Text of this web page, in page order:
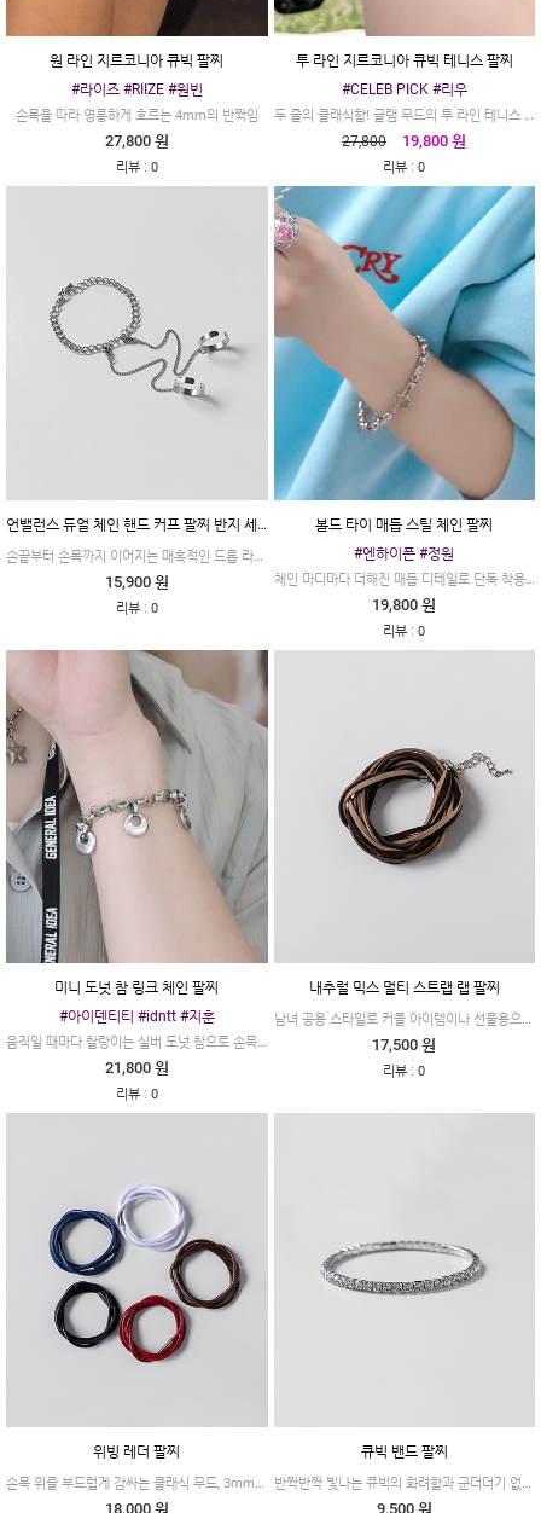
원 라인 지르코니아 큐빅 팔찌
#라이즈 #RIIZE #원빈
손목을 따라 영롱하게 흐르는 4mm의 반짝임
27,800 원
리뷰: 0
투 라인 지르코니아 큐빅 테니스 팔찌
#CELEB PICK #리우
두 줄의 클래식함! 글램 무드의 투 라인 테니스 팔찌
27,800
19,800 원
리뷰 :0
언밸런스 듀얼 체인 핸드 커프 팔찌 반지 세트
손끝부터 손목까지 이어지는 매혹적인 드롭 라인! 단 하나로 완성하는 독보적인 스트릿 무드의 핸드 체인
15,900 원
리뷰: 0
볼드 타이 매듭 스틸 체인 팔찌
#엔하이픈 #정원
체인 마디마다 더해진 매듭 디테일로 단독 착용만으로도 묵직한 존재감을 선사하는 볼드 체인 팔찌
19,800 원
리뷰 :0
미니 도넛 참 링크 체인 팔찌
#아이덴티티 #idntt #지훈
움직일 때마다 찰랑이는 실버 도넛 참으로 손목에 볼륨감을 더해줄 체인 팔찌
21,800 원
리뷰: 0
내추럴 믹스 멀티 스트랩 랩 팔찌
남녀 공용 스타일로 커플 아이템이나 선물용으로도 적극 추천해 드립니다
17,500 원
리뷰 :0
위빙 레더 팔찌
손목 위를 부드럽게 감싸는 클래식 무드, 3mm 가죽 위빙 레이어드 멀티 팔찌
18,000 원
큐빅 밴드 팔찌
반짝반짝 빛나는 큐빅의 화려함과 군더더기 없는 디자인의 팔찌입니다
9,500 원